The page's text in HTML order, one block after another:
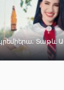
Տաթև